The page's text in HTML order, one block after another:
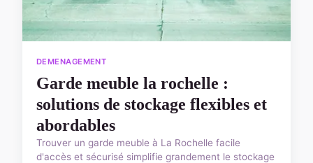
DEMENAGEMENT
Garde meuble la rochelle :
solutions de stockage flexibles et
abordables
Trouver un garde meuble à La Rochelle facile
d'accès et sécurisé simplifie grandement le stockage